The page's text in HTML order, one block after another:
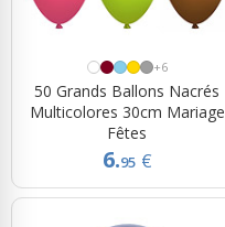
+6
50 Grands Ballons Nacrés
Multicolores 30cm Mariage
Fêtes
6.95 €